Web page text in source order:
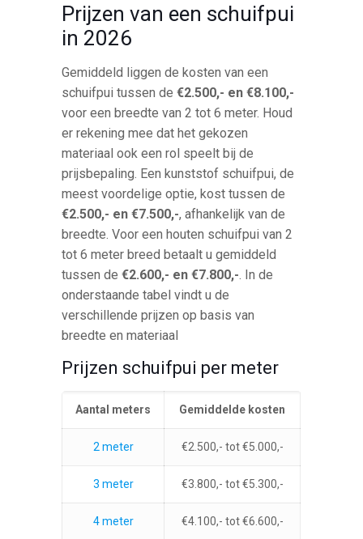
Prijzen van een schuifpui
in 2026
Gemiddeld liggen de kosten van een
schuifpui tussen de€2.500,- en €8.100,-
voor een breedte van 2 tot 6 meter. Houd
er rekening mee dat het gekozen
materiaal ook een rol speelt bij de
prijsbepaling. Een kunststof schuifpui, de
meest voordelige optie, kost tussen de
€2.500,- en €7.500,-, afhankelijk van de
breedte. Voor een houten schuifpui van 2
tot 6 meter breed betaalt u gemiddeld
tussen de€2.600,- en €7.800,- . In de
onderstaande tabel vindt u de
verschillende prijzen op basis van
breedte en materiaal
Prijzen schuifpui per meter
Aantal meters Gemiddelde kosten
2 meter €2.500,- tot €5.000,-
3 meter €3.800,- tot €5.300,-
4 meter €4.100,- tot €6.600,-